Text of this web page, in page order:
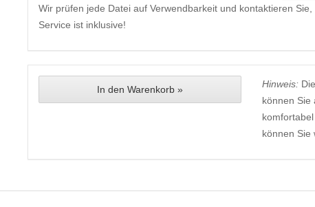
Wir prüfen jede Datei auf Verwendbarkeit und kontaktieren
Service ist inklusive!
In den Warenkorb » Hinweis:
können Sie
können Sie